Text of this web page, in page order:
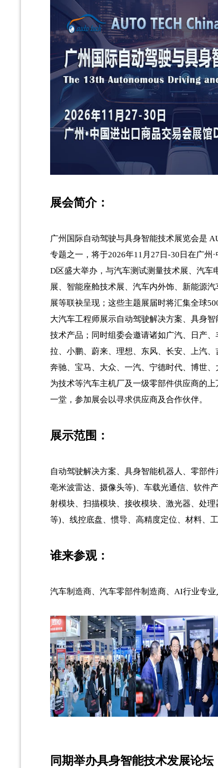
展会简介：
广州国际自动驾驶与具身智能技术展览会是
专题之一，将于2026年11月27日-30日在广州
D区盛大举办，与汽车测试测量技术展、汽车
展、智能座舱技术展、汽车内外饰、新能源
展等联袂呈现；这些主题展届时将汇集全球
大汽车工程师展示自动驾驶解决方案、具身
技术产品；同时组委会邀请诸如广汽、日产
拉、小鹏、蔚来、理想、东风、长安、上汽
奔驰、宝马、大众、一汽、宁德时代、博世
为技术等汽车主机厂及一级零部件供应商的
一堂，参加展会以寻求供应商及合作伙伴。
展示范围：
自动驾驶解决方案、具身智能机器人、零部
亳米波雷达、摄像头等)、车载光通信、软件
射模块、扫描模块、接收模块、激光器、处
等)、线控底盘、惯导、高精度定位、材料、
谁来参观：
汽车制造商、汽车零部件制造商、AI行业专业
同期举办具身智能技术发展论坛